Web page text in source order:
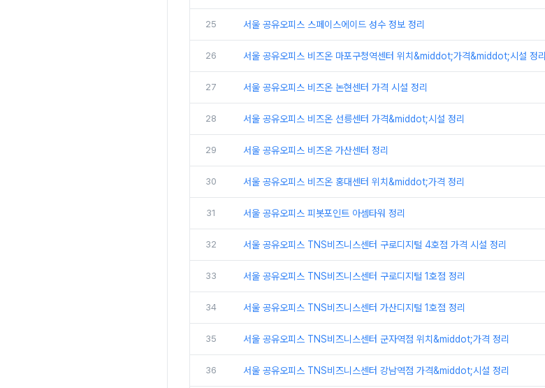
25 서울 공유오피스 스페이스에이드 성수 정보 정리
26 서울 공유오피스 비즈온 마포구청역센터 위치&middot;가격&middot;시설 정리
27 서울 공유오피스 비즈온 논현센터 가격 시설 정리
28 서울 공유오피스 비즈온 선릉센터 가격&middot;시설 정리
29 서울 공유오피스 비즈온 가산센터 정리
30 서울 공유오피스 비즈온 홍대센터 위치&middot;가격 정리
31 서울 공유오피스 피봇포인트 아셈타워 정리
32 서울 공유오피스 TNS비즈니스센터 구로디지털 4호점 가격 시설 정리
33 서울 공유오피스 TNS비즈니스센터 구로디지털 1호점 정리
34 서울 공유오피스 TNS비즈니스센터 가산디지털 1호점 정리
35 서울 공유오피스 TNS비즈니스센터 군자역점 위치&middot;가격 정리
36 서울 공유오피스 TNS비즈니스센터 강남역점 가격&middot;시설 정리